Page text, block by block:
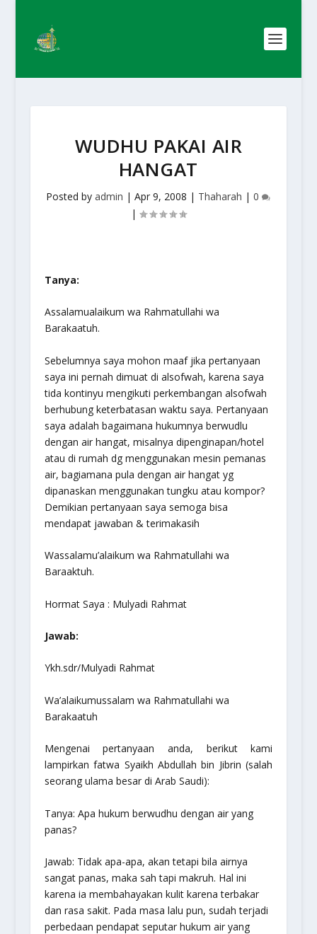
WUDHU PAKAI AIR
HANGAT
Posted byadmin |Apr 9, 2008 | Thaharah |0
|
Tanya:
Assalamualaikum wa Rahmatullahi wa
Barakaatuh.
Sebelumnya saya mohon maaf jika pertanyaan
saya ini pernah dimuat di alsofwah, karena saya
tida kontinyu mengikuti perkembangan alsofwah
berhubung keterbatasan waktu saya. Pertanyaan
saya adalah bagaimana hukumnya berwudlu
dengan air hangat, misalnya dipenginapan/hotel
atau di rumah dg menggunakan mesin pemanas
air, bagiamana pula dengan air hangat yg
dipanaskan menggunakan tungku atau kompor?
Demikian pertanyaan saya semoga bisa
mendapat jawaban & terimakasih
Wassalamu’alaikum wa Rahmatullahi wa
Baraaktuh.
Hormat Saya : Mulyadi Rahmat
Jawab:
Ykh.sdr/Mulyadi Rahmat
Wa’alaikumussalam wa Rahmatullahi wa
Barakaatuh
Mengenai pertanyaan anda, berikut kami
lampirkan fatwa Syaikh Abdullah bin Jibrin (salah
seorang ulama besar di Arab Saudi):
Tanya: Apa hukum berwudhu dengan air yang
panas?
Jawab: Tidak apa-apa, akan tetapi bila airnya
sangat panas, maka sah tapi makruh. Hal ini
karena ia membahayakan kulit karena terbakar
dan rasa sakit. Pada masa lalu pun, sudah terjadi
perbedaan pendapat seputar hukum air yang